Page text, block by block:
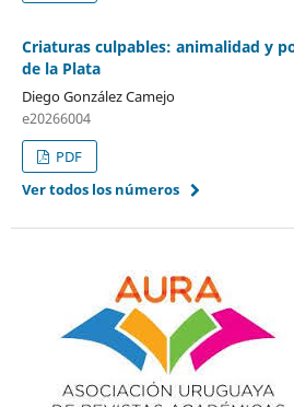
Criaturas culpables: animalidad y
de la Plata
Diego González Camejo
e20266004
PDF
Ver todos los números